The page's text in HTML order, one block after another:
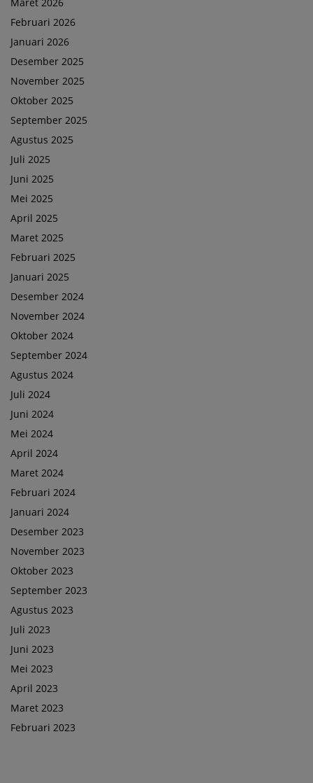
Februari 2026
Januari 2026
Desember 2025
November 2025
Oktober 2025
September 2025
Agustus 2025
Juli 2025
Juni 2025
Mei 2025
April 2025
Maret 2025
Februari 2025
Januari 2025
Desember 2024
November 2024
Oktober 2024
September 2024
Agustus 2024
Juli 2024
Juni 2024
Mei 2024
April 2024
Maret 2024
Februari 2024
Januari 2024
Desember 2023
November 2023
Oktober 2023
September 2023
Agustus 2023
Juli 2023
Juni 2023
Mei 2023
April 2023
Maret 2023
Februari 2023